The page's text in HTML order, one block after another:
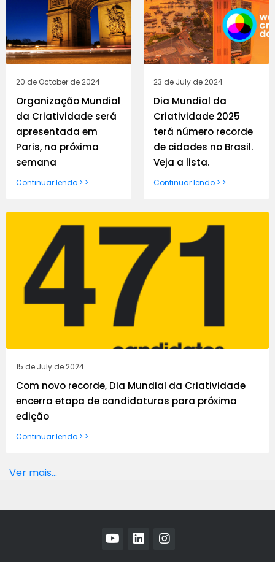
20 de October de 2024
Organização Mundial
da Criatividade será
apresentada em
Paris, na próxima
semana
Continuar lendo > >
23 de July de 2024
Dia Mundial da
Criatividade 2025
terá número recorde
de cidades no Brasil.
Veja a lista.
Continuar lendo > >
15 de July de 2024
Com novo recorde, Dia Mundial da Criatividade
encerra etapa de candidaturas para próxima
edição
Continuar lendo > >
Ver mais...